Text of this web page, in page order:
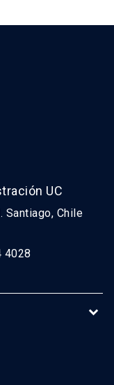
UC
Santiago, Chile
4028